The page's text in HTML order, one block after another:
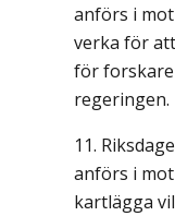
anförs i
verka för
för
regeringen.
anförs i
kartlägga